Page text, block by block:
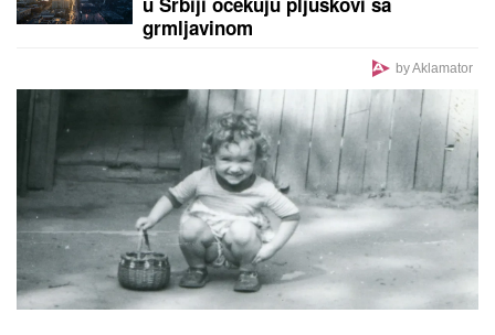
grmljavinom
by Aklamator